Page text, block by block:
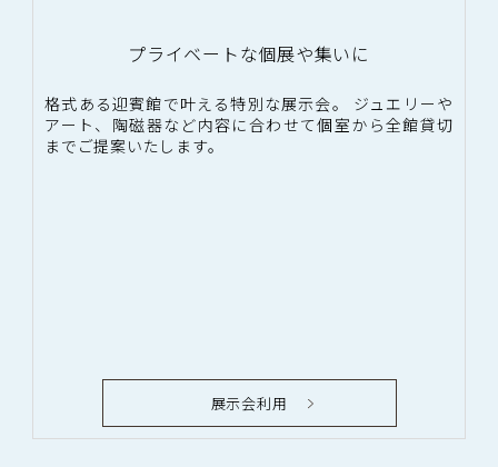
プライベートな個展や集いに
格式ある迎賓館で叶える特別な展示会。 ジュエリーや
アート、陶磁器など内容に合わせて個室から全館貸切
までご提案いたします。
展示会利用